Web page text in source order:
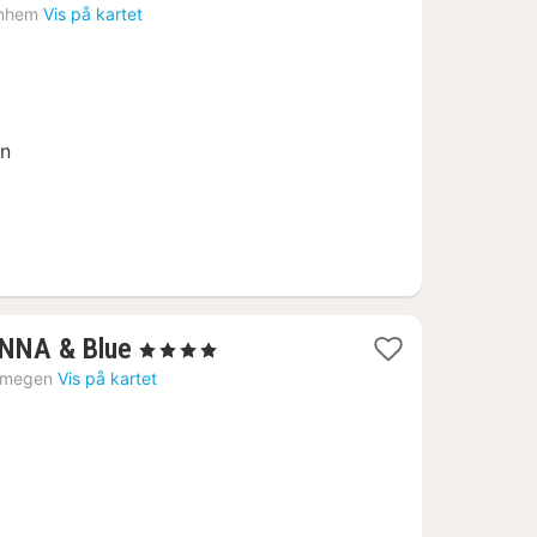
Vis på kartet
& Blue 1
natt
, 4 Stjerner
Vis på kartet